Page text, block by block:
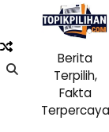
content
Berita
Terpilih,
Fakta
Terpercaya